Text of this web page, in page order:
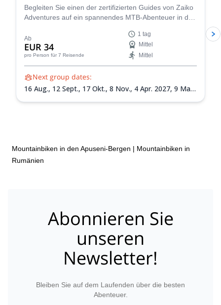
Begleiten Sie einen der zertifizierten Guides von Zaiko
Adventures auf ein spannendes MTB-Abenteuer in den
Ab
EUR 34
pro Person für 7 Reisende
1 tag
Mittel
Mittel
Next group dates:
16 Aug., 12 Sept., 17 Okt., 8 Nov., 4 Apr. 2027, 9 Mai
Mountainbiken in den Apuseni-Bergen | Mountainbiken in
Rumänien
Abonnieren Sie
unseren
Newsletter!
Bleiben Sie auf dem Laufenden über die besten
Abenteuer.